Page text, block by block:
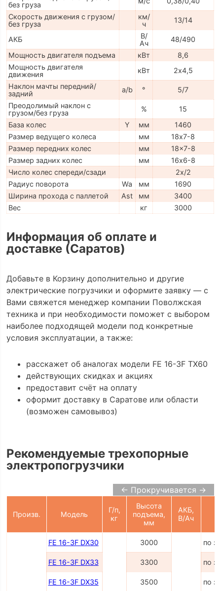
без груза
Скорость движения с грузом/
без груза
км/
ч
13/14
АКБ
В/
Ач
48/490
Мощность двигателя подъема
кВт
8,6
Мощность двигателя
движения
кВт
2х4,5
Наклон мачты передний/
задний
a/b °
5/7
Преодолимый наклон с
грузом/без груза
%
15
База колес
Y мм
1460
Размер ведущего колеса
мм
18х7-8
Размер передних колес
мм
18x7-8
Размер задних колес
мм
16х6-8
Число колес спереди/сзади
2x/2
Радиус поворота
Wa мм
1690
Ширина прохода с паллетой
Ast мм
3400
Вес
кг 3000
Информация об оплате и
доставке (Саратов)
Добавьте в Корзину дополнительно и другие
электрические погрузчики и оформите заявку — с
Вами свяжется менеджер компании Поволжская
техника и при необходимости поможет с выбором
наиболее подходящей модели под конкретные
условия эксплуатации, а также:
расскажет об аналогах модели FE 16-3F TX60
действующих скидках и акциях
предоставит счёт на оплату
оформит доставку в Саратове или области
(возможен самовывоз)
Рекомендуемые трехопорные
электропогрузчики
← Прокручивается →
Произв. Модель
Г/п,
кг
Высота
подъема,
мм
АКБ,
В/Ач
FE 16-3F DX30 3000 по
FE 16-3F DX33 3300 по
FE 16-3F DX35 3500 по